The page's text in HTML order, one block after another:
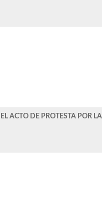
ACTO DE PROTESTA POR